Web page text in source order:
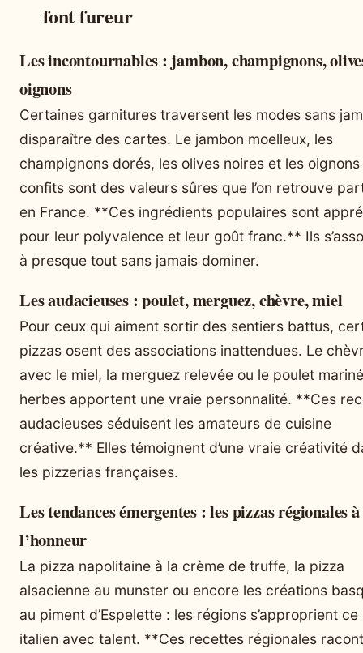
font fureur
Les incontournables : jambon, champignons,
oignons
Certaines garnitures traversent les modes sans
disparaître des cartes. Le jambon moelleux, les
champignons dorés, les olives noires et les oignons
confits sont des valeurs sûres que l’on retrouve
en France. **Ces ingrédients populaires sont
pour leur polyvalence et leur goût franc.** Ils
à presque tout sans jamais dominer.
Les audacieuses : poulet, merguez, chèvre, miel
Pour ceux qui aiment sortir des sentiers battus,
pizzas osent des associations inattendues. Le
avec le miel, la merguez relevée ou le poulet
herbes apportent une vraie personnalité. **Ces
audacieuses séduisent les amateurs de cuisine
créative.** Elles témoignent d’une vraie créativité
les pizzerias françaises.
Les tendances émergentes : les pizzas régionales à
l’honneur
La pizza napolitaine à la crème de truffe, la pizza
alsacienne au munster ou encore les créations
au piment d’Espelette : les régions s’approprient
italien avec talent. **Ces recettes régionales